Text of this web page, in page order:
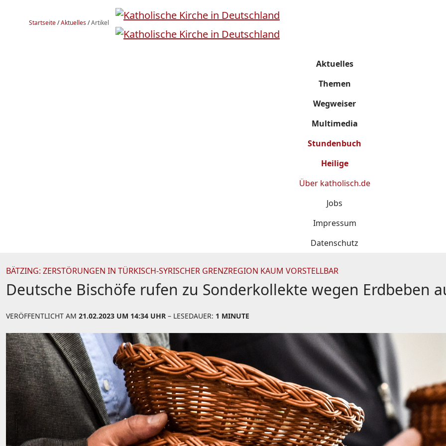
Startseite/Aktuelles/Artikel
Aktuelles
Themen
Wegweiser
Multimedia
Stundenbuch
Heilige
Über katholisch.de
Jobs
Impressum
Datenschutz
BÄTZING: ZERSTÖRUNGEN IN TÜRKISCH-SYRISCHER GRENZREGION KAUM VORSTELLBAR
Deutsche Bischöfe rufen zu Sonderkollekte wegen Erdbeben
VERÖFFENTLICHT AM 21.02.2023 UM 14:34 UHR – LESEDAUER: 1 MINUTE